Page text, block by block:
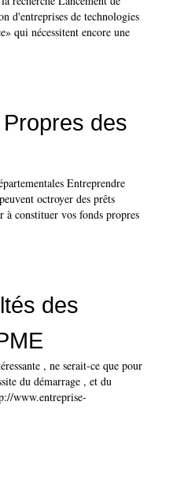
d'entreprises de technologies
qui nécessitent encore une
des
Entreprendre
octroyer des prêts
à constituer vos fonds propres
des
, ne serait-ce que pour
du démarrage , et du
www.entreprise-